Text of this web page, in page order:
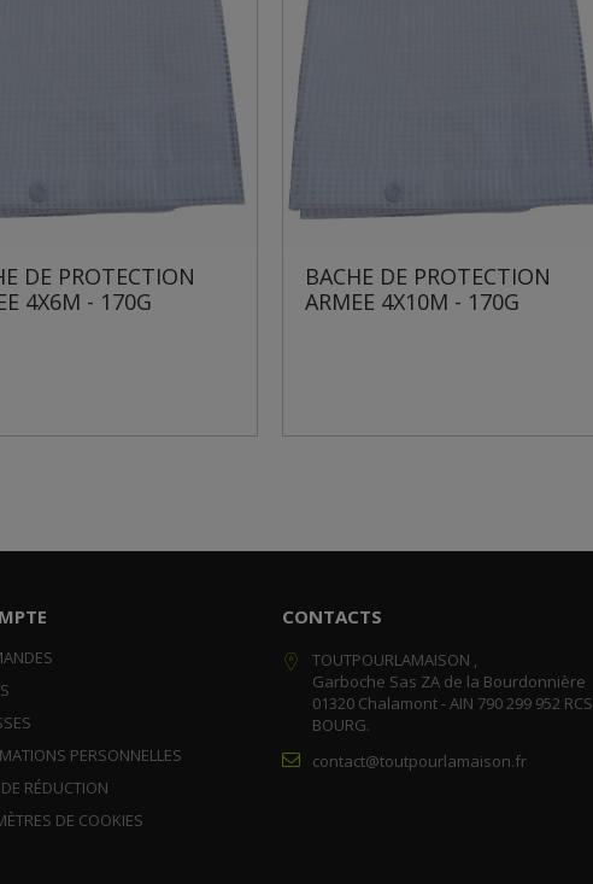
BACHE DE PROTECTION
ARMEE 4X10M - 170G
BACHE DE PROTECTION
ARMEE 3X4M - 170G
PERSONNELLES
RÉDUCTION
DE COOKIES
CONTACTS
TOUTPOURLAMAISON ,
Garboche Sas ZA de la Bourdonnière
01320 Chalamont - AIN 790 299 952 RCS
BOURG.
contact@toutpourlamaison.fr